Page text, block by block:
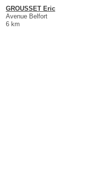
GROUSSET Eric
Avenue Belfort
6 km